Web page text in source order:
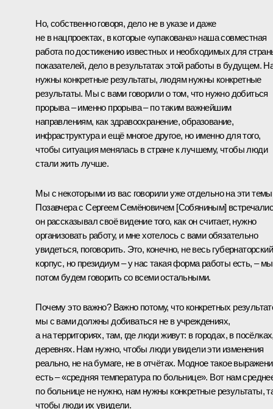
Но, собственно говоря, дело не в указе и даже
не в нацпроектах, в которые «упакована» наша совместная
работа по достижению известных и необходимых для
показателей, дело в результатах этой работы в будущем.
нужны конкретные результаты, людям нужны конкретные
результаты. Мы с вами говорили о том, что нужно добиться
прорыва – именно прорыва – по таким важнейшим
направлениям, как здравоохранение, образование,
инфраструктура и ещё многое другое, но именно для того,
чтобы ситуация менялась в стране к лучшему, чтобы люди
стали жить лучше.
Мы с некоторыми из вас говорили уже отдельно на эти
Позавчера с Сергеем Семёновичем [Собяниным]
он рассказывал своё видение того, как он считает, нужно
организовать работу, и мне хотелось с вами обязательно
увидеться, поговорить. Это, конечно, не весь губернаторский
корпус, но президиум – у нас такая форма работы есть, – мы
потом будем говорить со всеми остальными.
Почему это важно? Важно потому, что конкретных
мы с вами должны добиваться не в учреждениях,
а на территориях, там, где люди живут: в городах, в
деревнях. Нам нужно, чтобы люди увидели эти изменения
реально, не на бумаге, не в отчётах. Модное такое
есть – «средняя температура по больнице». Вот нам
по больнице не нужно, нам нужны конкретные результаты,
чтобы люди их увидели.